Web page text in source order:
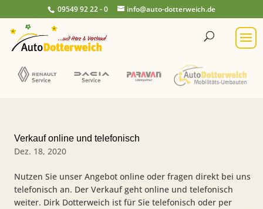
09549 92 22 - 0 info@auto-dotterweich.de
Verkauf online und telefonisch
Dez. 18, 2020
Nutzen Sie unser Angebot online oder fragen direkt bei uns
telefonisch an. Der Verkauf geht online und telefonisch
weiter. Dirk Dotterweich ist für Sie telefonisch oder per